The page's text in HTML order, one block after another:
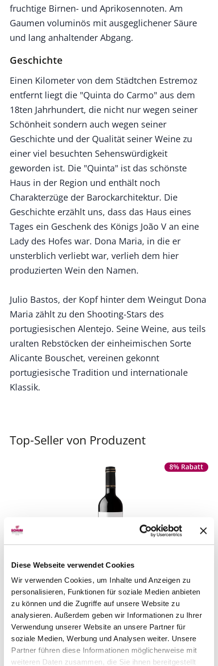
Diese Webseite verwendet Cookies
Wir verwenden Cookies, um Inhalte und Anzeigen zu
personalisieren, Funktionen für soziale Medien anbieten
zu können und die Zugriffe auf unsere Website zu
analysieren. Außerdem geben wir Informationen zu Ihrer
Verwendung unserer Website an unsere Partner für
soziale Medien, Werbung und Analysen weiter. Unsere
Partner führen diese Informationen möglicherweise mit
weiteren Daten zusammen, die Sie ihnen bereitgestellt
fruchtige Birnen- und Aprikosennoten. Am
Gaumen voluminös mit ausgeglichener Säure
und lang anhaltender Abgang.
Geschichte
Einen Kilometer von dem Städtchen Estremoz
entfernt liegt die "Quinta do Carmo" aus dem
18ten Jahrhundert, die nicht nur wegen seiner
Schönheit sondern auch wegen seiner
Geschichte und der Qualität seiner Weine zu
einer viel besuchten Sehenswürdigkeit
geworden ist. Die "Quinta" ist das schönste
Haus in der Region und enthält noch
Charakterzüge der Barockarchitektur. Die
Geschichte erzählt uns, dass das Haus eines
Tages ein Geschenk des Königs João V an eine
Lady des Hofes war. Dona Maria, in die er
unsterblich verliebt war, verlieh dem hier
produzierten Wein den Namen.
Julio Bastos, der Kopf hinter dem Weingut Dona
Maria zählt zu den Shooting-Stars des
portugiesischen Alentejo. Seine Weine, aus teils
uralten Rebstöcken der einheimischen Sorte
Alicante Bouschet, vereinen gekonnt
portugiesische Tradition und internationale
Klassik.
Top-Seller von Produzent
8% Rabatt
Dona Maria Tinto DOC 2021
Dona Maria 75 cl
CHF 16.90stattCHF 18.50
Artikel sofort lieferbar
inkl. 8.1% MwSt.
zzgl. Versandkosten